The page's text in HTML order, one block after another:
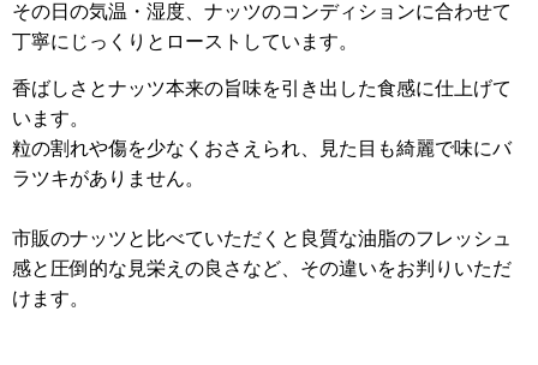
その日の気温・湿度、ナッツのコンディションに合わせて
丁寧にじっくりとローストしています。
香ばしさとナッツ本来の旨味を引き出した食感に仕上げて
います。
粒の割れや傷を少なくおさえられ、見た目も綺麗で味にバ
ラツキがありません。
市販のナッツと比べていただくと良質な油脂のフレッシュ
感と圧倒的な見栄えの良さなど、その違いをお判りいただ
けます。